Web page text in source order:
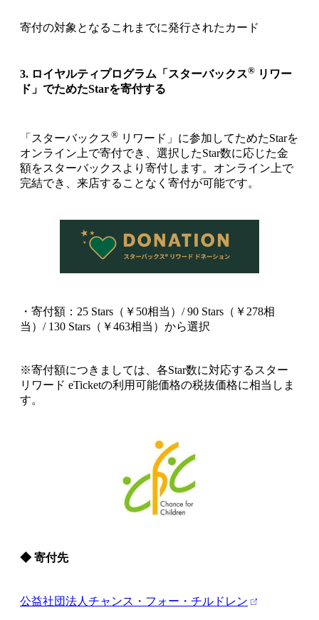
寄付の対象となるこれまでに発行されたカード
3. ロイヤルティプログラム「スターバックス® リワー
ド」でためたStarを寄付する
「スターバックス® リワード」に参加してためたStarを
オンライン上で寄付でき、選択したStar数に応じた金
額をスターバックスより寄付します。オンライン上で
完結でき、来店することなく寄付が可能です。
・寄付額：25 Stars（￥50相当）/ 90 Stars（￥278相
当）/ 130 Stars（￥463相当）から選択
※寄付額につきましては、各Star数に対応するスター
リワード eTicketの利用可能価格の税抜価格に相当しま
す。
◆ 寄付先
公益社団法人チャンス・フォー・チルドレン